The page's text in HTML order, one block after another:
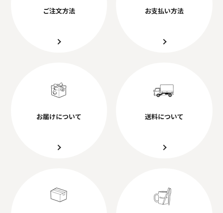
ご注文方法 お支払い方法
お届けについて 送料について